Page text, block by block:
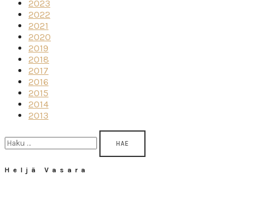
2023
2022
2021
2020
2019
2018
2017
2016
2015
2014
2013
Haku:
Heljä Vasara